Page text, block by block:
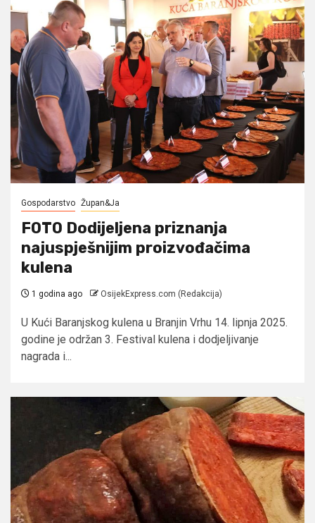
Gospodarstvo Župan&Ja
FOTO Dodijeljena priznanja
najuspješnijim proizvođačima
kulena
1 godina ago OsijekExpress.com (Redakcija)
U Kući Baranjskog kulena u Branjin Vrhu 14. lipnja 2025.
godine je održan 3. Festival kulena i dodjeljivanje
nagrada i...